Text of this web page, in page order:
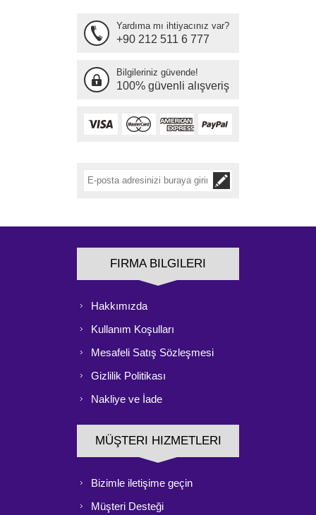
Yardıma mı ihtiyacınız var?
+90 212 511 6 777
Bilgileriniz güvende!
100% güvenli alışveriş
FIRMA BILGILERI
Hakkımızda
Kullanım Koşulları
Mesafeli Satış Sözleşmesi
Gizlilik Politikası
Nakliye ve İade
MÜŞTERI HIZMETLERI
Bizimle iletişime geçin
Müşteri Desteği